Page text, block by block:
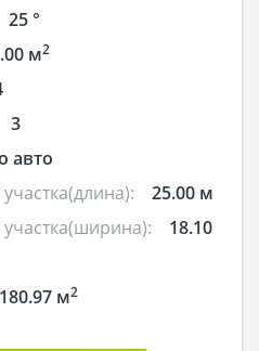
25 °
м2
3
авто
25.00 м
18.10
180.97 м2